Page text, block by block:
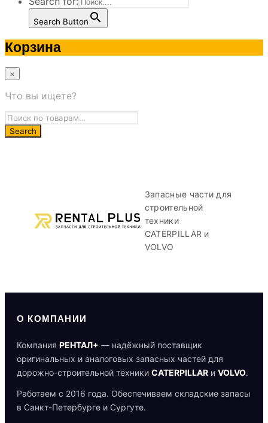
Search Button
Корзина
×
Что вы ищете?
Запасные части для
строительной
техники
CATERPILLAR и
VOLVO
О КОМПАНИИ
Компания РЕНТАЛ+ — надёжный поставщик
оригинальных и аналоговых запасных частей для
дорожно-строительной техники CATERPILLAR и VOLVO.
Работаем с 2016 года. Обеспечиваем складские запасы
в Санкт-Петербурге и Сургуте.